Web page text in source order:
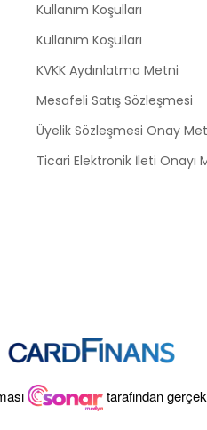
Kullanım Koşulları
Kullanım Koşulları
KVKK Aydınlatma Metni
Mesafeli Satış Sözleşmesi
Üyelik Sözleşmesi Onay
Ticari Elektronik İleti Onayı
tarafından